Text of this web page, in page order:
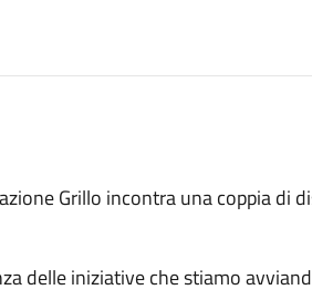
Grillo incontra una coppia di
delle iniziative che stiamo